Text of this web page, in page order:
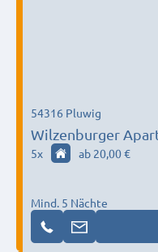
Wilzenburger
54316 Pluwig
5x ab 20,00 €
Mind. 5 Nächte